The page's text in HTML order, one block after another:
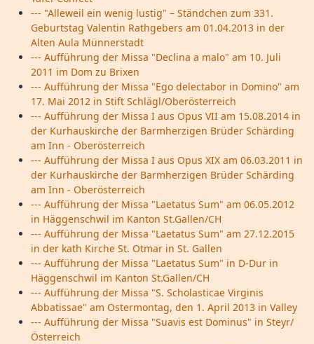
--- "Alleweil ein wenig lustig" – Ständchen zum 331.
Geburtstag Valentin Rathgebers am 01.04.2013 in der
Alten Aula Münnerstadt
--- Aufführung der Missa "Declina a malo" am 10. Juli
2011 im Dom zu Brixen
--- Aufführung der Missa "Ego delectabor in Domino" am
17. Mai 2012 in Stift Schlägl/Oberösterreich
--- Aufführung der Missa I aus Opus VII am 15.08.2014 in
der Kurhauskirche der Barmherzigen Brüder Schärding
am Inn - Oberösterreich
--- Aufführung der Missa I aus Opus XIX am 06.03.2011 in
der Kurhauskirche der Barmherzigen Brüder Schärding
am Inn - Oberösterreich
--- Aufführung der Missa "Laetatus Sum" am 06.05.2012
in Häggenschwil im Kanton St.Gallen/CH
--- Aufführung der Missa "Laetatus Sum" am 27.12.2015
in der kath Kirche St. Otmar in St. Gallen
--- Aufführung der Missa "Laetatus Sum" in D-Dur in
Häggenschwil im Kanton St.Gallen/CH
--- Aufführung der Missa "S. Scholasticae Virginis
Abbatissae" am Ostermontag, den 1. April 2013 in Valley
--- Aufführung der Missa "Suavis est Dominus" in Steyr/
Österreich